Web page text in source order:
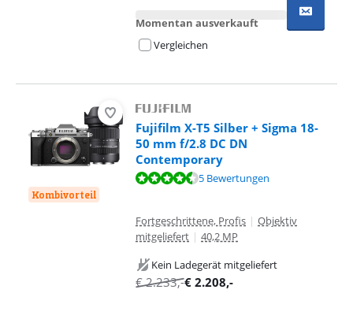
Momentan ausverkauft
Vergleichen
Kombivorteil
Fujifilm X-T5 Silber + Sigma 18-
50 mm f/2.8 DC DN
Contemporary
Bewertet mit 8,7 von 10, basierend auf 5 Bewertungen.
5 Bewertungen
Fortgeschrittene, Profis | Objektiv
mitgeliefert | 40,2 MP
Kein Ladegerät mitgeliefert
€2.233,-€ 2.208,-